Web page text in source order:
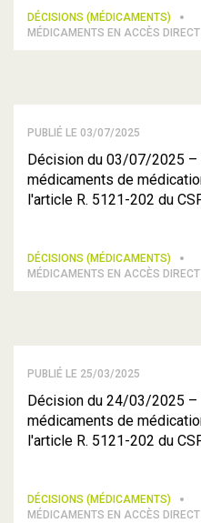
DÉCISIONS (MÉDICAMENTS)
MÉDICAMENTS EN ACCÈS
PUBLIÉ LE 03/07/2025
Décision du 03/07/2025
médicaments de
l'article R. 5121-202 du
DÉCISIONS (MÉDICAMENTS)
MÉDICAMENTS EN ACCÈS
PUBLIÉ LE 25/03/2025
Décision du 24/03/2025
médicaments de
l'article R. 5121-202 du
DÉCISIONS (MÉDICAMENTS)
MÉDICAMENTS EN ACCÈS